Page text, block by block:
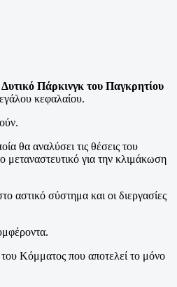
Δυτικό Πάρκινγκ του Παγκρητίου
κεφαλαίου.
θα αναλύσει τις θέσεις του
μεταναστευτικό για την κλιμάκωση
αστικό σύστημα και οι διεργασίες
Κόμματος που αποτελεί το μόνο